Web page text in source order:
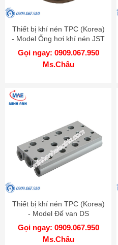
Thiết bị khí nén TPC (Korea)
- Model Ống hơi khí nén JST
0604 B 100
Gọi ngay: 0909.067.950
Ms.Châu
Thiết bị khí nén TPC (Korea)
- Model Đế van DS
Gọi ngay: 0909.067.950
Ms.Châu